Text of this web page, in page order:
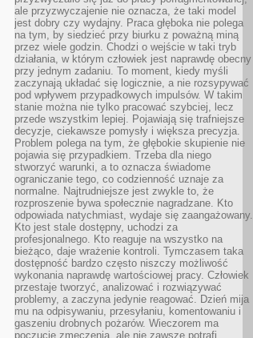
ale przyzwyczajenie nie oznacza, że taki model
jest dobry czy wydajny. Praca głęboka nie polega
na tym, by siedzieć przy biurku z poważną miną
przez wiele godzin. Chodzi o wejście w taki tryb
działania, w którym człowiek jest naprawdę obecny
przy jednym zadaniu. To moment, kiedy myśli
zaczynają układać się logicznie, a nie rozsypywać
pod wpływem przypadkowych impulsów. W takim
stanie można nie tylko pracować szybciej, lecz
przede wszystkim lepiej. Pojawiają się trafniejsze
decyzje, ciekawsze pomysły i większa precyzja.
Problem polega na tym, że głębokie skupienie nie
pojawia się przypadkiem. Trzeba dla niego
stworzyć warunki, a to oznacza świadome
ograniczanie tego, co codzienność uznaje za
normalne. Najtrudniejsze jest zwykle to, że
rozproszenie bywa społecznie nagradzane. Kto
odpowiada natychmiast, wydaje się zaangażowany.
Kto jest stale dostępny, uchodzi za
profesjonalnego. Kto reaguje na wszystko na
bieżąco, daje wrażenie kontroli. Tymczasem taka
dostępność bardzo często niszczy możliwość
wykonania naprawdę wartościowej pracy. Człowiek
przestaje tworzyć, analizować i rozwiązywać
problemy, a zaczyna jedynie reagować. Dzień mija
mu na odpisywaniu, przesyłaniu, komentowaniu i
gaszeniu drobnych pożarów. Wieczorem ma
poczucie zmęczenia, ale nie zawsze potrafi